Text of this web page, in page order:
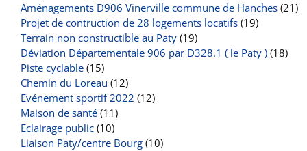
Aménagements D906 Vinerville commune de Hanches (21)
Projet de contruction de 28 logements locatifs (19)
Terrain non constructible au Paty (19)
Déviation Départementale 906 par D328.1 ( le Paty ) (18)
Piste cyclable (15)
Chemin du Loreau (12)
Evénement sportif 2022 (12)
Maison de santé (11)
Eclairage public (10)
Liaison Paty/centre Bourg (10)